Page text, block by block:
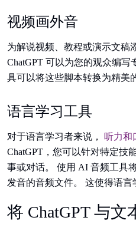
视频画外音
为解说视频、教程或演示文稿
ChatGPT 可以为您的观众编写
具可以将这些脚本转换为精美
语言学习工具
对于语言学习者来说， 听力和
ChatGPT，您可以针对特定技
事或对话。 使用 AI 音频工具
发音的音频文件。 这使得语言
将 ChatGPT 与